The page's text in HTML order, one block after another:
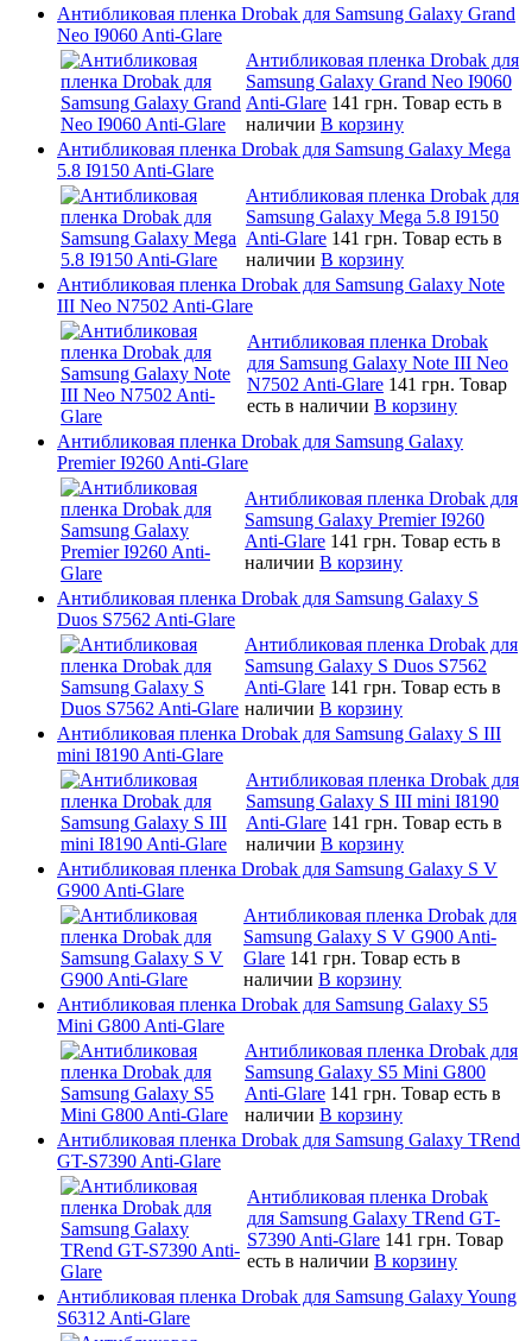
Антибликовая пленка Drobak для Samsung Galaxy Grand
Neo I9060 Anti-Glare
Антибликовая пленка Drobak для
Samsung Galaxy Grand Neo I9060
Anti-Glare 141 грн. Товар есть в
наличии В корзину
Антибликовая пленка Drobak для Samsung Galaxy Mega
5.8 I9150 Anti-Glare
Антибликовая пленка Drobak для
Samsung Galaxy Mega 5.8 I9150
Anti-Glare 141 грн. Товар есть в
наличии В корзину
Антибликовая пленка Drobak для Samsung Galaxy Note
III Neo N7502 Anti-Glare
Антибликовая пленка Drobak
для Samsung Galaxy Note III Neo
N7502 Anti-Glare 141 грн. Товар
есть в наличии В корзину
Антибликовая пленка Drobak для Samsung Galaxy
Premier I9260 Anti-Glare
Антибликовая пленка Drobak для
Samsung Galaxy Premier I9260
Anti-Glare 141 грн. Товар есть в
наличии В корзину
Антибликовая пленка Drobak для Samsung Galaxy S
Duos S7562 Anti-Glare
Антибликовая пленка Drobak для
Samsung Galaxy S Duos S7562
Anti-Glare 141 грн. Товар есть в
наличии В корзину
Антибликовая пленка Drobak для Samsung Galaxy S III
mini I8190 Anti-Glare
Антибликовая пленка Drobak для
Samsung Galaxy S III mini I8190
Anti-Glare 141 грн. Товар есть в
наличии В корзину
Антибликовая пленка Drobak для Samsung Galaxy S V
G900 Anti-Glare
Антибликовая пленка Drobak для
Samsung Galaxy S V G900 Anti-
Glare 141 грн. Товар есть в
наличии В корзину
Антибликовая пленка Drobak для Samsung Galaxy S5
Mini G800 Anti-Glare
Антибликовая пленка Drobak для
Samsung Galaxy S5 Mini G800
Anti-Glare 141 грн. Товар есть в
наличии В корзину
Антибликовая пленка Drobak для Samsung Galaxy TRend
GT-S7390 Anti-Glare
Антибликовая пленка Drobak
для Samsung Galaxy TRend GT-
S7390 Anti-Glare 141 грн. Товар
есть в наличии В корзину
Антибликовая пленка Drobak для Samsung Galaxy Young
S6312 Anti-Glare